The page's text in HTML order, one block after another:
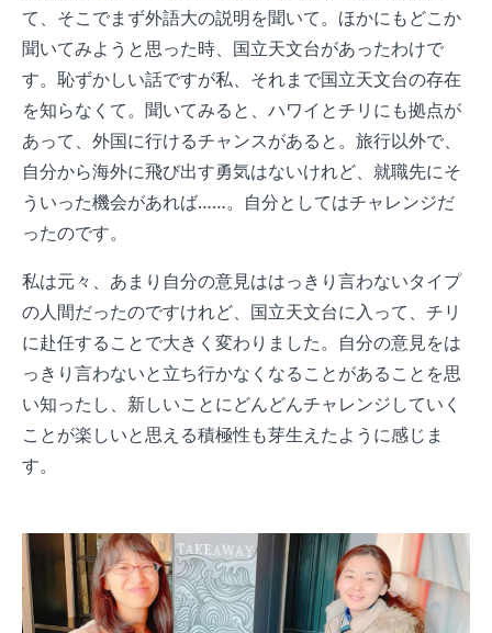
て、そこでまず外語大の説明を聞いて。ほかにもどこか
聞いてみようと思った時、国立天文台があったわけで
す。恥ずかしい話ですが私、それまで国立天文台の存在
を知らなくて。聞いてみると、ハワイとチリにも拠点が
あって、外国に行けるチャンスがあると。旅行以外で、
自分から海外に飛び出す勇気はないけれど、就職先にそ
ういった機会があれば……。自分としてはチャレンジだ
ったのです。
私は元々、あまり自分の意見ははっきり言わないタイプ
の人間だったのですけれど、国立天文台に入って、チリ
に赴任することで大きく変わりました。自分の意見をは
っきり言わないと立ち行かなくなることがあることを思
い知ったし、新しいことにどんどんチャレンジしていく
ことが楽しいと思える積極性も芽生えたように感じま
す。